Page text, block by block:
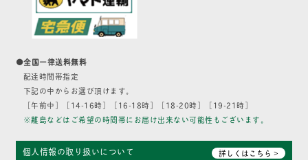
●全国一律送料無料
配達時間帯指定
下記の中からお選び頂けます。
［午前中］［14-16時］［16-18時］［18-20時］［19-21時］
※離島などはご希望の時間帯にお届け出来ない可能性もございます。
個人情報の取り扱いについて 詳しくはこちら >